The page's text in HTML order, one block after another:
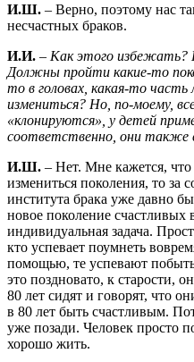
И.Ш. – Верно, поэтому нас
несчастных браков.
И.И. – Как этого
Должны пройти какие-то
то в головах, какая-то
измениться? Но, по-моему,
«клонируются», у детей
соответственно, они также
И.Ш. – Нет. Мне кажется,
измениться поколения, то за
института брака уже давно
новое поколение счастливых
индивидуальная задача.
кто успевает поумнеть
помощью, те успевают
это поздновато, к старости,
80 лет сидят и говорят, что
в 80 лет быть счастливым.
уже позади. Человек просто
хорошо жить.